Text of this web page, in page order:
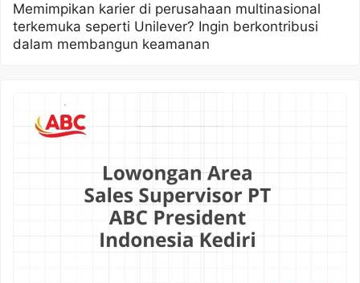
Memimpikan karier di perusahaan multinasional
terkemuka seperti Unilever? Ingin berkontribusi
dalam membangun keamanan